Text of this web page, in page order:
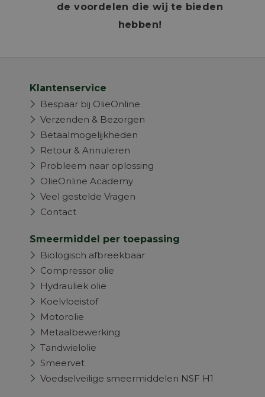
de voordelen die wij te bieden
hebben!
Klantenservice
Bespaar bij OlieOnline
Verzenden & Bezorgen
Betaalmogelijkheden
Retour & Annuleren
Probleem naar oplossing
OlieOnline Academy
Veel gestelde Vragen
Contact
Smeermiddel per toepassing
Biologisch afbreekbaar
Compressor olie
Hydrauliek olie
Koelvloeistof
Motorolie
Metaalbewerking
Tandwielolie
Smeervet
Voedselveilige smeermiddelen NSF H1